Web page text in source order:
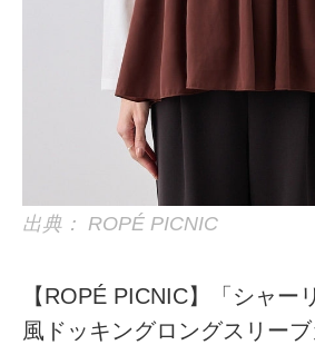
出典： ROPÉ PICNIC
【ROPÉ PICNIC】「シャー
風ドッキングロングスリーブ